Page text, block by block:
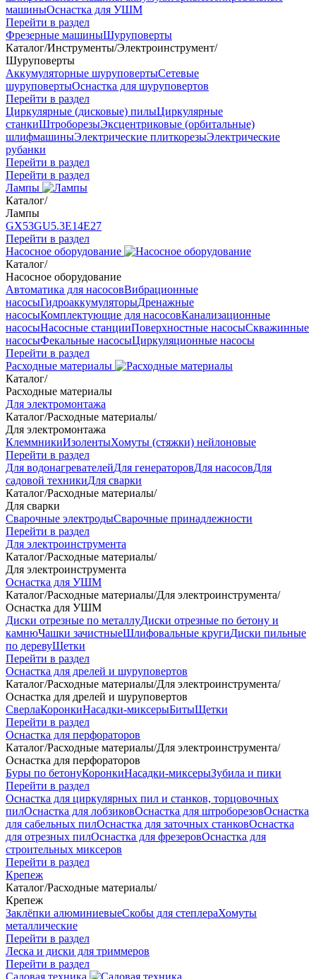
машиныОснастка для УШМ
Перейти в раздел
Фрезерные машиныШуруповерты
Каталог/Инструменты/Электроинструмент/
Шуруповерты
Аккумуляторные шуруповертыСетевые
шуруповертыОснастка для шуруповертов
Перейти в раздел
Циркулярные (дисковые) пилыЦиркулярные
станкиШтроборезыЭксцентриковые (орбитальные)
шлифмашиныЭлектрические плиткорезыЭлектрические
рубанки
Перейти в раздел
Перейти в раздел
Лампы
Каталог/
Лампы
GX53GU5.3Е14Е27
Перейти в раздел
Насосное оборудование
Каталог/
Насосное оборудование
Автоматика для насосовВибрационные
насосыГидроаккумуляторыДренажные
насосыКомплектующие для насосовКанализационные
насосыНасосные станцииПоверхностные насосыСкважинные
насосыФекальные насосыЦиркуляционные насосы
Перейти в раздел
Расходные материалы
Каталог/
Расходные материалы
Для электромонтажа
Каталог/Расходные материалы/
Для электромонтажа
КлеммникиИзолентыХомуты (стяжки) нейлоновые
Перейти в раздел
Для водонагревателейДля генераторовДля насосовДля
садовой техникиДля сварки
Каталог/Расходные материалы/
Для сварки
Сварочные электродыСварочные принадлежности
Перейти в раздел
Для электроинструмента
Каталог/Расходные материалы/
Для электроинструмента
Оснастка для УШМ
Каталог/Расходные материалы/Для электроинструмента/
Оснастка для УШМ
Диски отрезные по металлуДиски отрезные по бетону и
камнюЧашки зачистныеШлифовальные кругиДиски пильные
по деревуЩетки
Перейти в раздел
Оснастка для дрелей и шуруповертов
Каталог/Расходные материалы/Для электроинструмента/
Оснастка для дрелей и шуруповертов
СверлаКоронкиНасадки-миксерыБитыЩетки
Перейти в раздел
Оснастка для перфораторов
Каталог/Расходные материалы/Для электроинструмента/
Оснастка для перфораторов
Буры по бетонуКоронкиНасадки-миксерыЗубила и пики
Перейти в раздел
Оснастка для циркулярных пил и станков, торцовочных
пилОснастка для лобзиковОснастка для штроборезовОснастка
для сабельных пилОснастка для заточных станковОснастка
для отрезных пилОснастка для фрезеровОснастка для
строительных миксеров
Перейти в раздел
Крепеж
Каталог/Расходные материалы/
Крепеж
Заклёпки алюминиевыеСкобы для степлераХомуты
металлические
Перейти в раздел
Леска и диски для триммеров
Перейти в раздел
Садовая техника